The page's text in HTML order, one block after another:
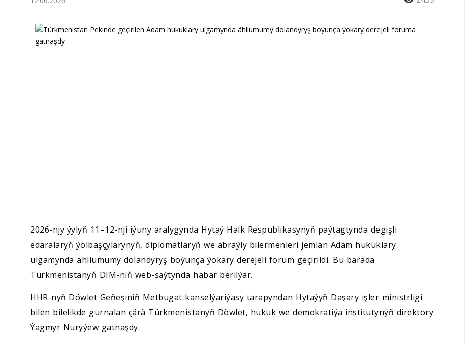
Jemgyýet
2026-njy ýylyň 11–12-nji iýuny aralygynda Hytaý Halk Respublikasynyň paýtagtynda degişli
edaralaryň ýolbaşçylarynyň, diplomatlaryň we abraýly bilermenleri jemlän Adam hukuklary
ulgamynda ähliumumy dolandyryş boýunça ýokary derejeli forum geçirildi. Bu barada
Türkmenistanyň DIM-niň web-saýtynda habar berilýär.
HHR-nyň Döwlet Geňeşiniň Metbugat kanselýariýasy tarapyndan Hytaýyň Daşary işler ministrligi
bilen bilelikde gurnalan çärä Türkmenistanyň Döwlet, hukuk we demokratiýa institutynyň direktory
Ýagmyr Nuryýew gatnaşdy.